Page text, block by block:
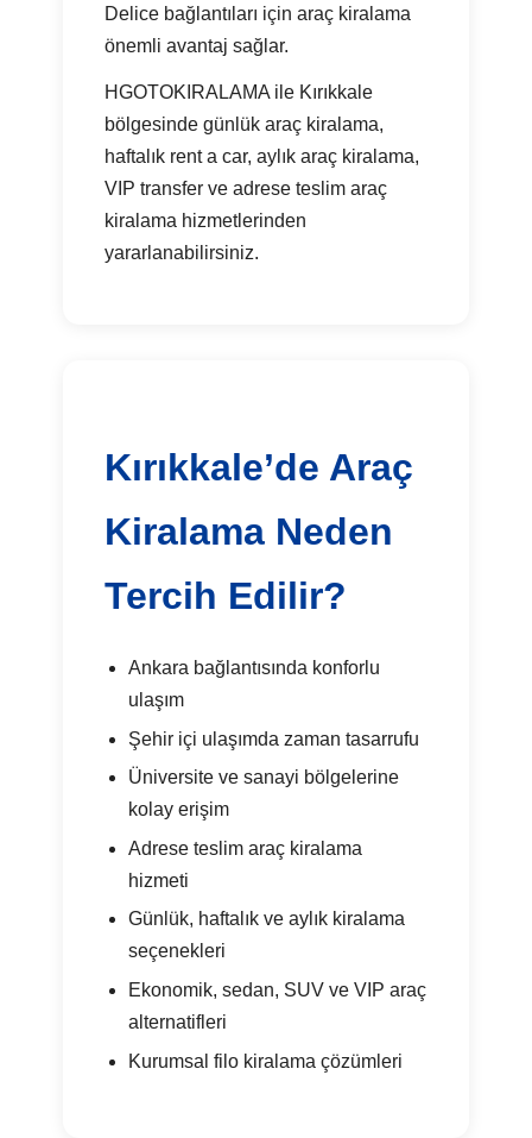
Delice bağlantıları için araç kiralama
önemli avantaj sağlar.
HGOTOKIRALAMA ile Kırıkkale
bölgesinde günlük araç kiralama,
haftalık rent a car, aylık araç kiralama,
VIP transfer ve adrese teslim araç
kiralama hizmetlerinden
yararlanabilirsiniz.
Kırıkkale’de Araç
Kiralama Neden
Tercih Edilir?
Ankara bağlantısında konforlu
ulaşım
Şehir içi ulaşımda zaman tasarrufu
Üniversite ve sanayi bölgelerine
kolay erişim
Adrese teslim araç kiralama
hizmeti
Günlük, haftalık ve aylık kiralama
seçenekleri
Ekonomik, sedan, SUV ve VIP araç
alternatifleri
Kurumsal filo kiralama çözümleri